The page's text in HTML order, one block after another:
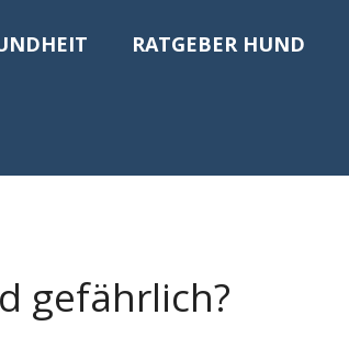
RATGEBER HUND
gefährlich?